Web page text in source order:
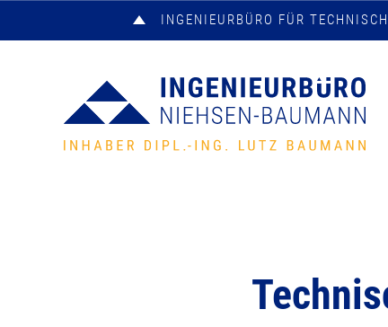
INGENIEURBÜRO FÜR